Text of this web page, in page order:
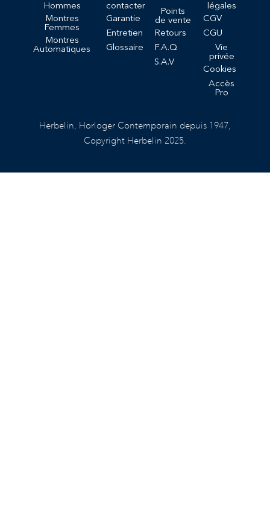
Hommes
Montres
Femmes
Montres
Automatiques
contacter
Garantie
Entretien
Glossaire
Points
de vente
Retours
F.A.Q
S.A.V
légales
CGV
CGU
Vie
privée
Cookies
Accès
Pro
Herbelin, Horloger Contemporain depuis 1947,
Copyright Herbelin 2025.